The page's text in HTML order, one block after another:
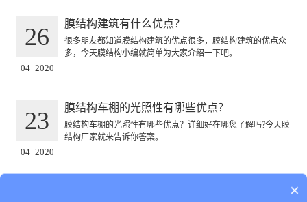
26
04_2020
膜结构建筑有什么优点？
很多朋友都知道膜结构建筑的优点很多，膜结构建筑的优点众
多，今天膜结构小编就简单为大家介绍一下吧。
23
04_2020
膜结构车棚的光照性有哪些优点？
膜结构车棚的光照性有哪些优点？详细好在哪您了解吗?今天膜
结构厂家就来告诉你答案。
×